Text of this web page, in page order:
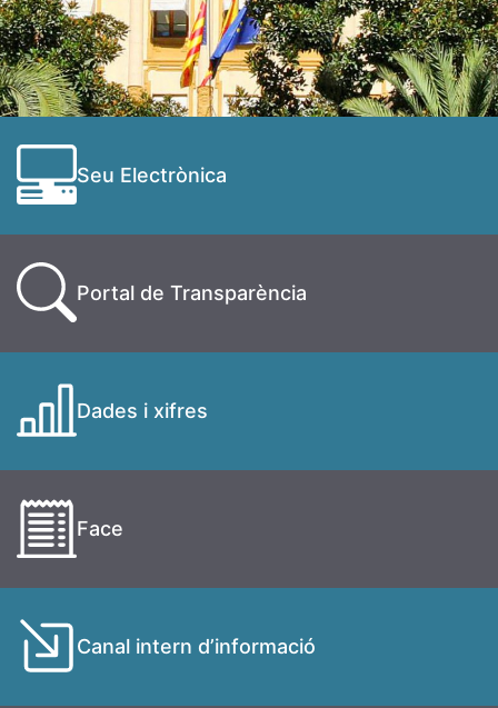
Seu Electrònica
Portal de Transparència
Dades i xifres
Face
Canal intern d’informació